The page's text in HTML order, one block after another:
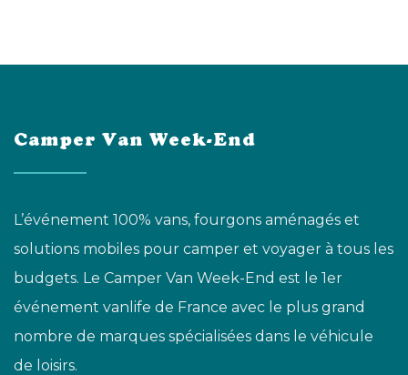
Camper Van Week-End
L’événement 100% vans, fourgons aménagés et
solutions mobiles pour camper et voyager à tous les
budgets. Le Camper Van Week-End est le 1er
événement vanlife de France avec le plus grand
nombre de marques spécialisées dans le véhicule
de loisirs.